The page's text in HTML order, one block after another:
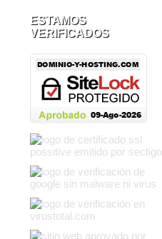
ESTAMOS
VERIFICADOS